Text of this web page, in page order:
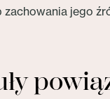
jego